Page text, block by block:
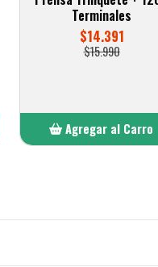
Terminales
$14.391
$15.990
Agregar al Carro